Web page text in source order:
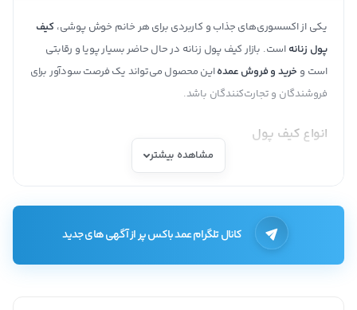
یکی از اکسسوری‌های جذاب و کاربردی برای هر خانم خوش پوشی، کیف
پول زنانه است. بازار کیف پول زنانه در حال حاضر بسیار پویا و رقابتی
است و خرید و فروش عمدهاین محصول می‌تواند یک فرصت سودآور برای
فروشندگان و تجارت‌کنندگان باشد.
انواع کیف پول
با توجه به کاربرد‌های گوناگونی که برای هر فرد دارد یکی از
پول نقد، کارت اعتباری، مدارک شناسایی و کارت ویزیت و… دارد و با این
حساب کیف پول یک جز جدایی ناپذیر از استایل هر فردی است.
در حالت کلی بر اساس ساختار کیف پول، می‌توان تقسیم بندی زیر را
مشاهده بیشتر
کانال تلگرام عمد باکس پر از آگهی های جدید